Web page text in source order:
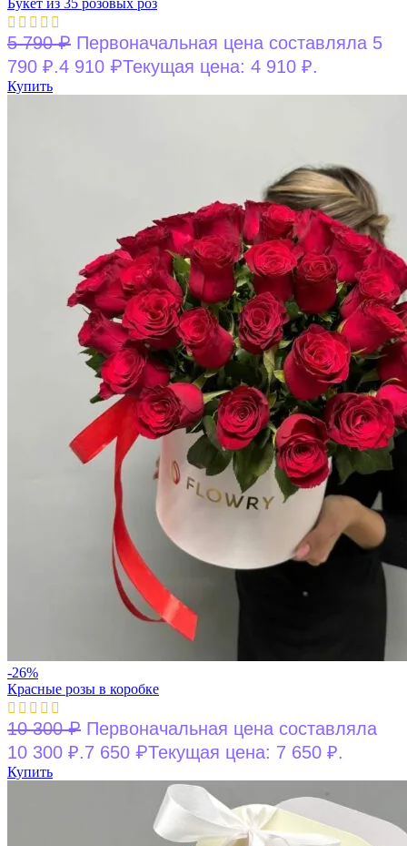
Букет из 35 розовых роз
5 790₽ Первоначальная цена составляла 5
790 ₽.4 910 ₽Текущая цена: 4 910 ₽.
Купить
-26%
Красные розы в коробке
10 300₽ Первоначальная цена составляла
10 300 ₽.7 650 ₽Текущая цена: 7 650 ₽.
Купить